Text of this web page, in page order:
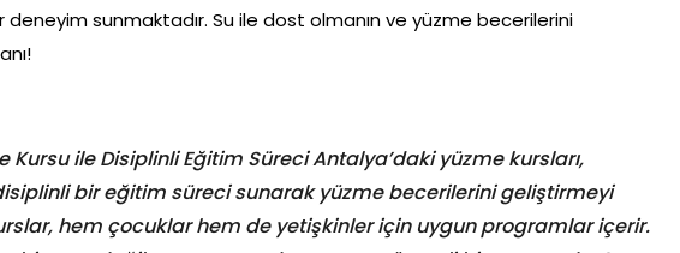
sunmaktadır. Su ile dost olmanın ve yüzme becerilerini
Kursu ile Disiplinli Eğitim Süreci Antalya’daki yüzme kursları,
bir eğitim süreci sunarak yüzme becerilerini geliştirmeyi
hem çocuklar hem de yetişkinler için uygun programlar içerir.